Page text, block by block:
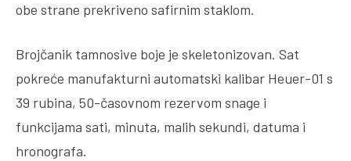
obe strane prekriveno safirnim staklom.
Brojčanik tamnosive boje je skeletonizovan. Sat
pokreće manufakturni automatski kalibar Heuer-01 s
39 rubina, 50-časovnom rezervom snage i
funkcijama sati, minuta, malih sekundi, datuma i
hronografa.